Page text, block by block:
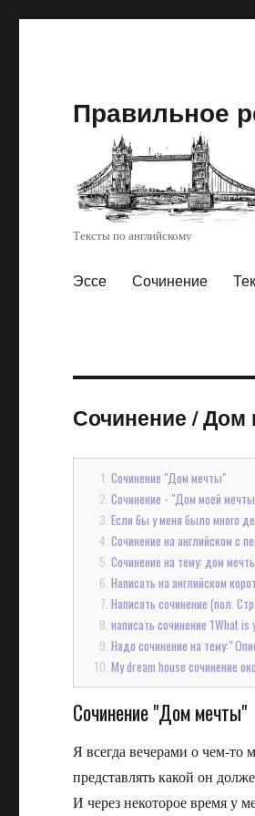
Правильное
Тексты по английскому
Эссе Сочинение
Сочинение/Дом
Сочинение "Дом мечты"
Сочинение - "Дом моей
Если бы у меня было много
Сочинение на английском с
Сочинение на тему: дом
Написать на английском
Написать сочинение (пол.
написать сочинение 1What
Надо сочинение на тему:"
My dream house сочинение
Сочинение "Дом мечты"
Я всегда вечерами о чем-то
представлять какой он
И через некоторое время у